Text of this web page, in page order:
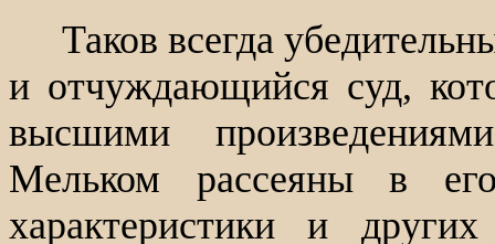
Таков всегда
и отчуждающийся суд,
высшими
Мельком рассеяны в
характеристики и